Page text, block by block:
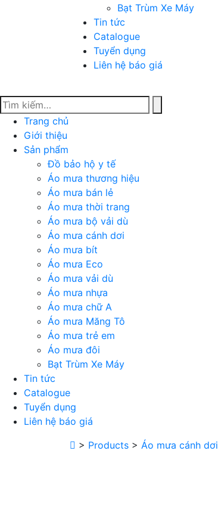
Bạt Trùm Xe Máy
Tin tức
Catalogue
Tuyển dụng
Liên hệ báo giá
Trang chủ
Giới thiệu
Sản phẩm
Đồ bảo hộ y tế
Áo mưa thương hiệu
Áo mưa bán lẻ
Áo mưa thời trang
Áo mưa bộ vải dù
Áo mưa cánh dơi
Áo mưa bít
Áo mưa Eco
Áo mưa vải dù
Áo mưa nhựa
Áo mưa chữ A
Áo mưa Măng Tô
Áo mưa trẻ em
Áo mưa đôi
Bạt Trùm Xe Máy
Tin tức
Catalogue
Tuyển dụng
Liên hệ báo giá
> Products > Áo mưa cánh dơi